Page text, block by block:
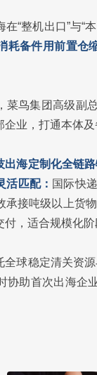
在“整机出口”与“
耗备件用前置仓
菜鸟集团高级副
企业，打通本体
出海定制化全链
活匹配： 国际快
承接吨级以上货
，适合规模化
全球稳定清关资
协助首次出海企